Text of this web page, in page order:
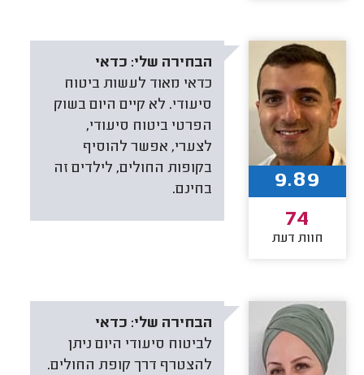
הבחירה שלי: כדאי
כדאי מאוד לעשות ביטוח
סיעודי. לא קיים היום בשוק
הפרטי ביטוח סיעודי,
לצערי, אפשר להוסיף
בקופות החולים, לילדים זה
בחינם.
9.89
74
חוות דעת
הבחירה שלי: כדאי
לביטוח סיעודי היום ניתן
להצטרף דרך קופת החולים.